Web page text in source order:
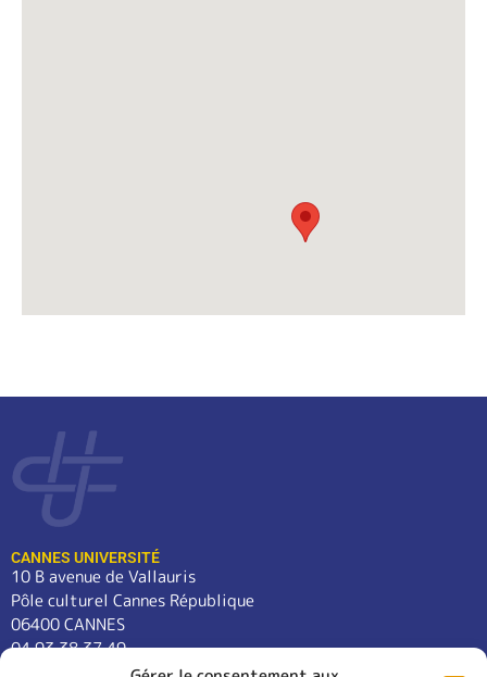
CANNES UNIVERSITÉ
10 B avenue de Vallauris
Pôle culturel Cannes République
06400 CANNES
04 93 38 37 49
contact@cannes-universite.fr